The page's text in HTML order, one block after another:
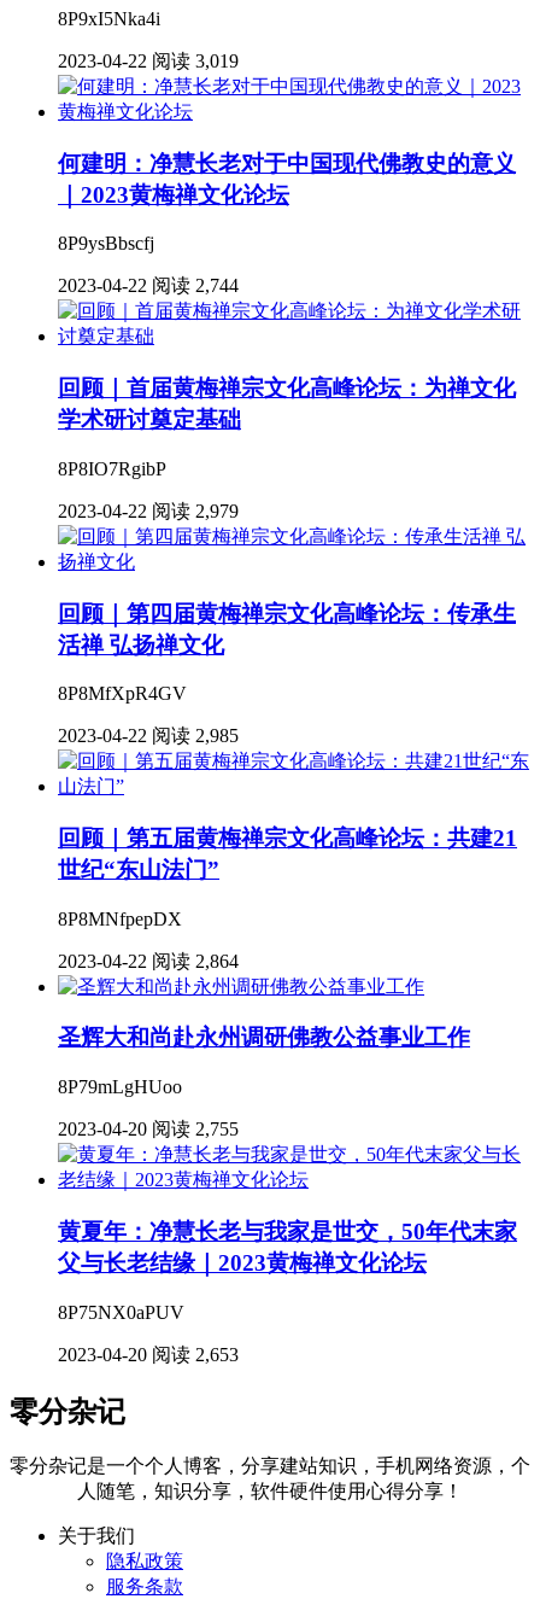
8P9xI5Nka4i
2023-04-22 阅读 3,019
何建明：净慧长老对于中国现代佛教史的意义
｜2023黄梅禅文化论坛
8P9ysBbscfj
2023-04-22 阅读 2,744
回顾｜首届黄梅禅宗文化高峰论坛：为禅文化
学术研讨奠定基础
8P8IO7RgibP
2023-04-22 阅读 2,979
回顾｜第四届黄梅禅宗文化高峰论坛：传承生
活禅 弘扬禅文化
8P8MfXpR4GV
2023-04-22 阅读 2,985
回顾｜第五届黄梅禅宗文化高峰论坛：共建21
世纪“东山法门”
8P8MNfpepDX
2023-04-22 阅读 2,864
圣辉大和尚赴永州调研佛教公益事业工作
8P79mLgHUoo
2023-04-20 阅读 2,755
黄夏年：净慧长老与我家是世交，50年代末家
父与长老结缘｜2023黄梅禅文化论坛
8P75NX0aPUV
2023-04-20 阅读 2,653
零分杂记
零分杂记是一个个人博客，分享建站知识，手机网络资源，个
人随笔，知识分享，软件硬件使用心得分享！
关于我们
隐私政策
服务条款